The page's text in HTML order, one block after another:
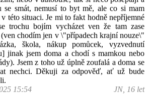
se smát, nemusí to byt mě, ale co si mam
této situaci. Je mi to fakt hodně nepříjemné
trochu bojím vycházet ven že tam zase
chodím jen v \"případech krajní nouze\"
škola, nákup pomůcek, vyzvednutí
jinak jsem doma a chodí s mamkou nebo
Jsem z toho už úplně zoufalá a doma se
nechci. Děkuji za odpověď, ať už bude
15:54
JN, 16 let